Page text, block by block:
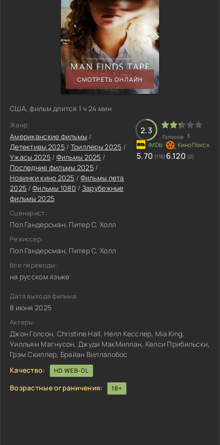
СМОТРЕТЬ ОНЛАЙН
США, фильм длится 1 ч 24 мин
Жанр:
Американские фильмы /
Детективы 2025/ Триллеры 2025 /
Ужасы 2025/ Фильмы 2025 /
Последние фильмы 2025/
Новинки кино 2025 / Фильмы лета
2025 / Фильмы 1080 / Зарубежные
фильмы 2025
Сценарист:
Пол Гандерсман, Питер С. Холл
Режиссер:
Пол Гандерсман, Питер С. Холл
Все переводы:
на русском языке
2.3
Голосов: 3
5.70 (115) 6.120 (2)
Дата выхода фильма:
8 июня 2025
Актеры:
Джон Голсон, Christine Hall, Нелл Кесслер, Mia King,
Уилльям Магнусон, Джуди МакМиллан, Келси Прибильски,
Грэм Скиппер, Брайан Виллалобос
Качество:
HD WEB-DL
Возрастные ограничения: 18+